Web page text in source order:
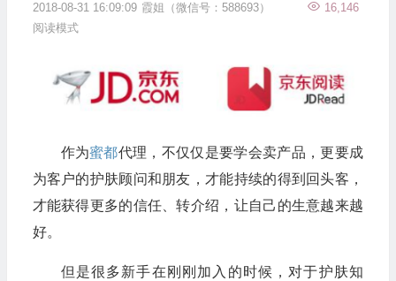
2018-08-31 16:09:09 霞姐（微信号：588693）
16,146
阅读模式
作为蜜都代理，不仅仅是要学会卖产品，更要成
为客户的护肤顾问和朋友，才能持续的得到回头客，
才能获得更多的信任、转介绍，让自己的生意越来越
好。
但是很多新手在刚刚加入的时候，对于护肤知